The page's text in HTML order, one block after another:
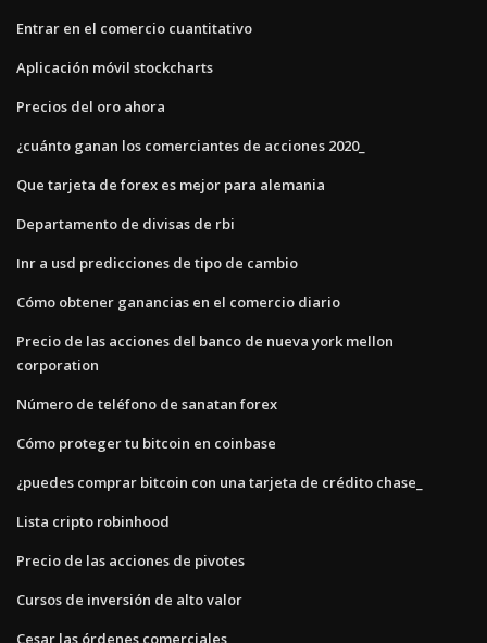
Entrar en el comercio cuantitativo
Aplicación móvil stockcharts
Precios del oro ahora
¿cuánto ganan los comerciantes de acciones 2020_
Que tarjeta de forex es mejor para alemania
Departamento de divisas de rbi
Inr a usd predicciones de tipo de cambio
Cómo obtener ganancias en el comercio diario
Precio de las acciones del banco de nueva york mellon
corporation
Número de teléfono de sanatan forex
Cómo proteger tu bitcoin en coinbase
¿puedes comprar bitcoin con una tarjeta de crédito chase_
Lista cripto robinhood
Precio de las acciones de pivotes
Cursos de inversión de alto valor
Cesar las órdenes comerciales